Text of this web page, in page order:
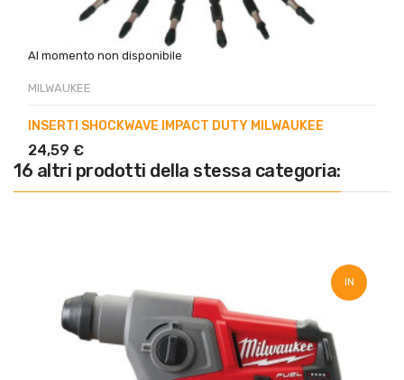
Al momento non disponibile
MILWAUKEE
INSERTI SHOCKWAVE IMPACT DUTY MILWAUKEE
24,59 €
16 altri prodotti della stessa categoria:
IN